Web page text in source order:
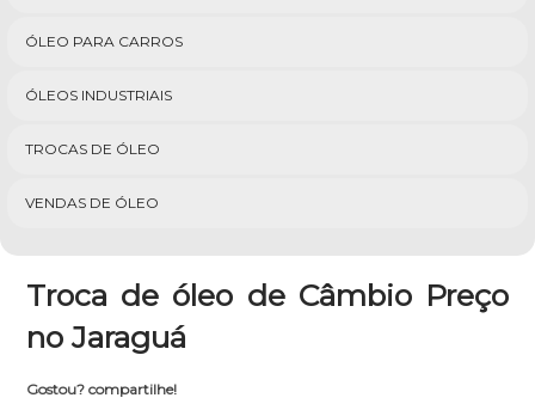
ÓLEO PARA CARROS
ÓLEOS INDUSTRIAIS
TROCAS DE ÓLEO
VENDAS DE ÓLEO
Troca de óleo de Câmbio Preço
no Jaraguá
Gostou? compartilhe!